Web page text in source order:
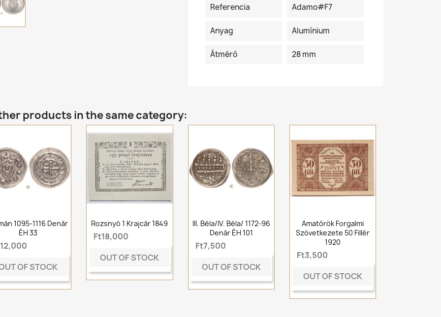
Referencia Adamo#F7
Anyag Alumínium
Átmérő 28 mm
products in the same category:
1095-1116 Denár
ÉH 33
OF STOCK
Rozsnyó 1 Krajcár 1849
Ft18,000
OUT OF STOCK
III. Béla/IV. Béla/ 1172-96
Denár ÉH 101
Ft7,500
OUT OF STOCK
Amatőrök Forgalmi
Szövetkezete 50 Fillér
1920
Ft3,500
OUT OF STOCK